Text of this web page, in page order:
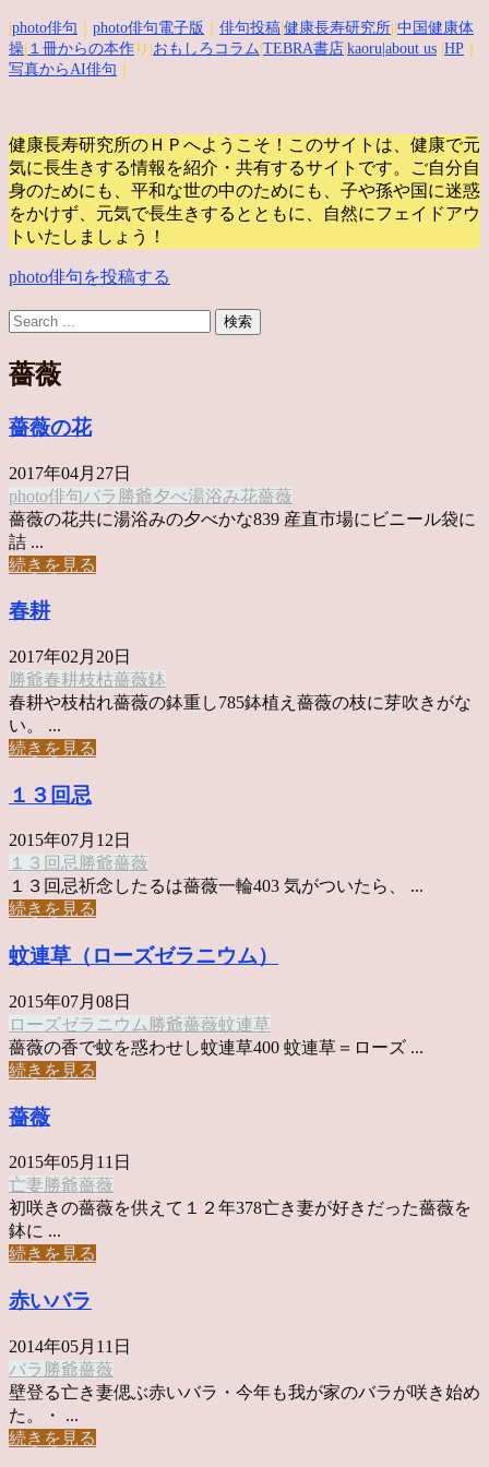
photo俳句 photo俳句電子版 俳句投稿 健康長寿研究所 中国健康体
操 １冊からの本作 り| おもしろコラム TEBRA書店 kaoru |about us HP
写真からAI俳句
健康長寿研究所のＨＰへようこそ！このサイトは、健康で元
気に長生きする情報を紹介・共有するサイトです。
ご自分自
身のためにも、平和な世の中のためにも、子や孫や国に迷惑
をかけず、元気で長生きするとともに、自然にフェイドアウ
トいたしましょう！
photo俳句を投稿する
薔薇
薔薇の花
2017年04月27日
photo俳句バラ 勝爺夕べ湯浴み花薔薇
薔薇の花共に湯浴みの夕べかな839 産直市場にビニール袋に
詰 ...
続きを見る
春耕
2017年02月20日
勝爺春耕枝枯薔薇鉢
春耕や枝枯れ薔薇の鉢重し785鉢植え薔薇の枝に芽吹きがな
い。 ...
続きを見る
１３回忌
2015年07月12日
１３回忌勝爺薔薇
１３回忌祈念したるは薔薇一輪403 気がついたら、 ...
続きを見る
蚊連草（ローズゼラニウム）
2015年07月08日
ローズゼラニウム 勝爺薔薇蚊連草
薔薇の香で蚊を惑わせし蚊連草400 蚊連草＝ローズ ...
続きを見る
薔薇
2015年05月11日
亡妻 勝爺薔薇
初咲きの薔薇を供えて１２年378亡き妻が好きだった薔薇を
鉢に ...
続きを見る
赤いバラ
2014年05月11日
バラ 勝爺薔薇
壁登る亡き妻偲ぶ赤いバラ・今年も我が家のバラが咲き始め
た。・ ...
続きを見る